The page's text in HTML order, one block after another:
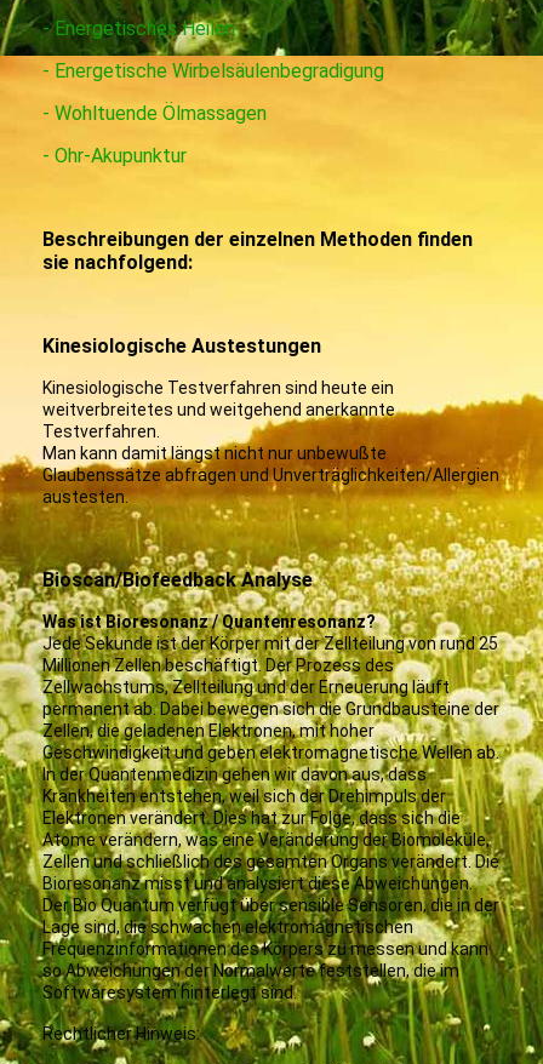
- Energetisches Heilen
- Energetische Wirbelsäulenbegradigung
- Wohltuende Ölmassagen
- Ohr-Akupunktur
Beschreibungen der einzelnen Methoden finden
sie nachfolgend:
Kinesiologische Austestungen
Kinesiologische Testverfahren sind heute ein
weitverbreitetes und weitgehend anerkannte
Testverfahren.
Man kann damit längst nicht nur unbewußte
Glaubenssätze abfragen und Unverträglichkeiten/Allergien
austesten.
Bioscan/Biofeedback Analyse
Was ist Bioresonanz / Quantenresonanz?
Jede Sekunde ist der Körper mit der Zellteilung von rund 25
Millionen Zellen beschäftigt. Der Prozess des
Zellwachstums, Zellteilung und der Erneuerung läuft
permanent ab. Dabei bewegen sich die Grundbausteine der
Zellen, die geladenen Elektronen, mit hoher
Geschwindigkeit und geben elektromagnetische Wellen ab.
In der Quantenmedizin gehen wir davon aus, dass
Krankheiten entstehen, weil sich der Drehimpuls der
Elektronen verändert. Dies hat zur Folge, dass sich die
Atome verändern, was eine Veränderung der Biomoleküle,
Zellen und schließlich des gesamten Organs verändert. Die
Bioresonanz misst und analysiert diese Abweichungen.
Der Bio Quantum verfügt über sensible Sensoren, die in der
Lage sind, die schwachen elektromagnetischen
Frequenzinformationen des Körpers zu messen und kann
so Abweichungen der Normalwerte feststellen, die im
Softwaresystem hinterlegt sind.
Rechtlicher Hinweis: